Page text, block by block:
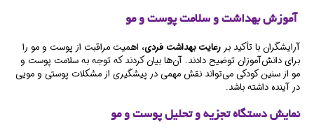
آموزش بهداشت و سلامت پوست و مو
آرایشگران با تأکید بر رعایت بهداشت فردی، اهمیت مراقبت از پوست و مو را
برای دانش‌آموزان توضیح دادند. آن‌ها بیان کردند که توجه به سلامت پوست و
مو از سنین کودکی می‌تواند نقش مهمی در پیشگیری از مشکلات پوستی و مویی
در آینده داشته باشد.
نمایش دستگاه تجزیه و تحلیل پوست و مو